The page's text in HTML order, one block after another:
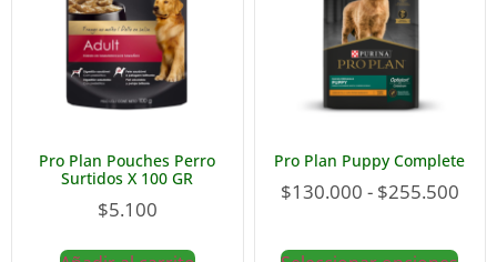
Pro Plan Pouches Perro
Surtidos X 100 GR
$5.100
Pro Plan Puppy Complete
$130.000 - $255.500